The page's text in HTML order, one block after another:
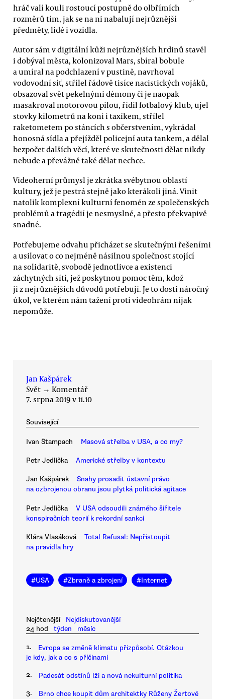
hráč valí kouli rostoucí postupně do olbřímích
rozměrů tím, jak se na ni nabalují nejrůznější
předměty, lidé i vozidla.
Autor sám v digitální kůži nejrůznějších hrdinů stavěl
i dobýval města, kolonizoval Mars, sbíral bobule
a umíral na podchlazení v pustině, navrhoval
vodovodní síť, střílel řádově tisíce nacistických vojáků,
obsazoval svět pekelnými démony či je naopak
masakroval motorovou pilou, řídil fotbalový klub, ujel
stovky kilometrů na koni i taxíkem, střílel
raketometem po stáncích s občerstvením, vykrádal
honosná sídla a přejížděl policejní auta tankem, a dělal
bezpočet dalších věcí, které ve skutečnosti dělat nikdy
nebude a převážně také dělat nechce.
Videoherní průmysl je zkrátka svébytnou oblastí
kultury, jež je pestrá stejně jako kterákoli jiná. Vinit
natolik komplexní kulturní fenomén ze společenských
problémů a tragédií je nesmyslné, a přesto překvapivě
snadné.
Potřebujeme odvahu přicházet se skutečnými řešeními
a usilovat o co nejméně násilnou společnost stojící
na solidaritě, svobodě jednotlivce a existenci
záchytných sítí, jež poskytnou pomoc těm, kdož
ji z nejrůznějších důvodů potřebují. Je to dosti náročný
úkol, ve kterém nám tažení proti videohrám nijak
nepomůže.
Jan Kašpárek
Svět → Komentář
7. srpna 2019 v 11.10
Související
Ivan Štampach Masová střelba v USA, a co my?
Petr Jedlička Americké střelby v kontextu
Jan Kašpárek
Snahy prosadit ústavní právo
na ozbrojenou obranu jsou plytká politická agitace
Petr Jedlička
V USA odsoudili známého šiřitele
konspiračních teorií k rekordní sankci
Klára Vlasáková
Total Refusal: Nepřistoupit
na pravidla hry
#USA #Zbraně a zbrojení #Internet
Nejčtenější
Nejdiskutovanější
24 hod
týden měsíc
1.
Evropa se změně klimatu přizpůsobí. Otázkou
je kdy, jak a co s příčinami
2. Padesát odstínů lži a nová nekulturní politika
3. Brno chce koupit dům architektky Růženy Žertové